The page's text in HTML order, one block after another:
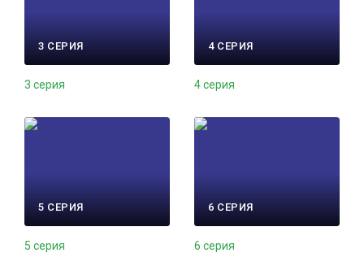
3 СЕРИЯ
3 серия
4 СЕРИЯ
4 серия
5 СЕРИЯ
5 серия
6 СЕРИЯ
6 серия